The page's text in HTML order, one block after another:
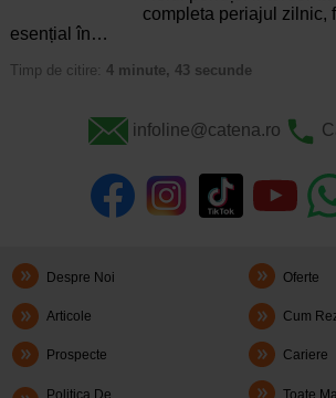
completa periajul zilnic,
esențial în…
Timp de citire: 4 minute, 43 secunde
infoline@catena.ro
Despre Noi Oferte
Articole Cum
Prospecte Cariere
Politica De Toate